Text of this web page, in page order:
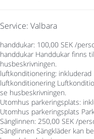
Service: Valbara
handdukar: 100,00 SEK /
handdukar Handdukar finns
husbeskrivningen.
luftkonditionering: inkluderad
luftkonditionering
se husbeskrivningen.
Utomhus parkeringsplats:
Utomhus parkeringsplats
Sänglinnen: 250,00 SEK /
Sänglinnen Sängkläder kan